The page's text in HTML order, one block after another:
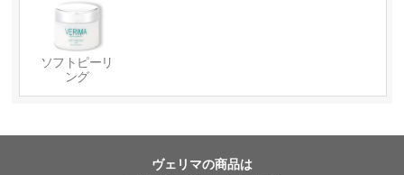
ソフトピーリ
ング
ヴェリマの商品は